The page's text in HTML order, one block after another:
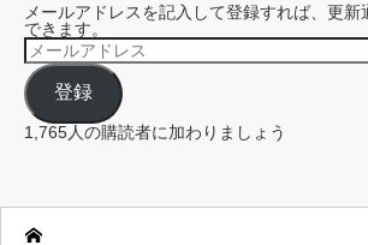
メールアドレスを記入して登録すれば、更
できます。
メ
ー
ル
ア
ド
レ
ス
登録
1,765人の購読者に加わりましょう